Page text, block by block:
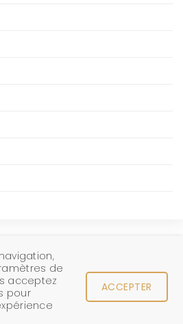
|
Politique de
|Termes et Conditions
de
acceptez
pour
ACCEPTER